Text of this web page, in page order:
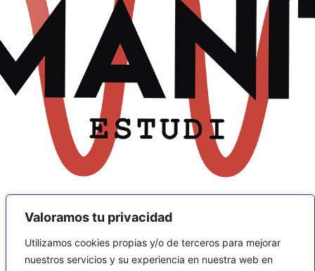
Valoramos tu privacidad
Utilizamos cookies propias y/o de terceros para mejorar
nuestros servicios y su experiencia en nuestra web en